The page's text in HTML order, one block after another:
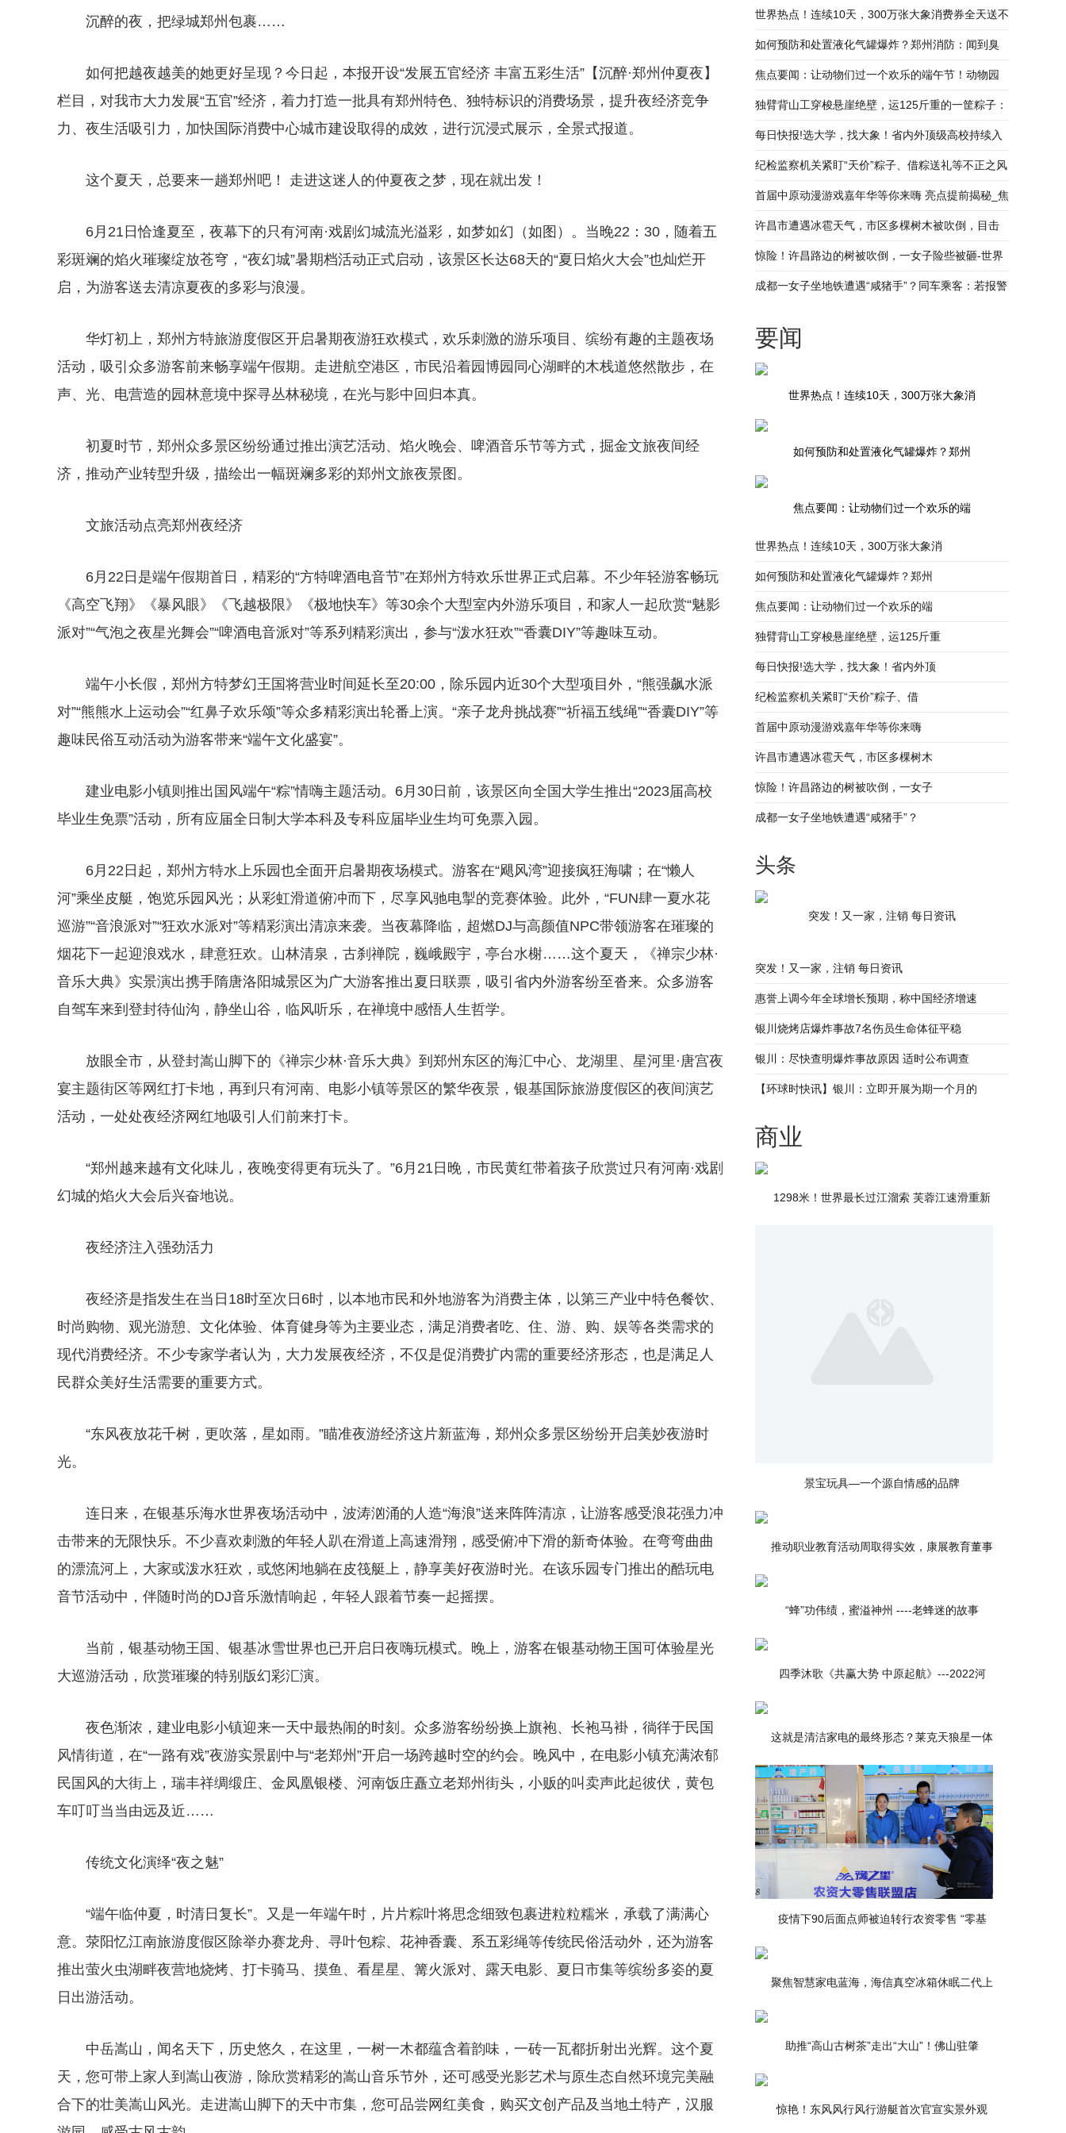
沉醉的夜，把绿城郑州包裹……
如何把越夜越美的她更好呈现？今日起，本报开设“发展五官经济 丰富五彩生活”【沉醉·郑州仲夏夜】
栏目，对我市大力发展“五官”经济，着力打造一批具有郑州特色、独特标识的消费场景，提升夜经济竞争
力、夜生活吸引力，加快国际消费中心城市建设取得的成效，进行沉浸式展示，全景式报道。
这个夏天，总要来一趟郑州吧！ 走进这迷人的仲夏夜之梦，现在就出发！
6月21日恰逢夏至，夜幕下的只有河南·戏剧幻城流光溢彩，如梦如幻（如图）。当晚22：30，随着五
彩斑斓的焰火璀璨绽放苍穹，“夜幻城”暑期档活动正式启动，该景区长达68天的“夏日焰火大会”也灿烂开
启，为游客送去清凉夏夜的多彩与浪漫。
华灯初上，郑州方特旅游度假区开启暑期夜游狂欢模式，欢乐刺激的游乐项目、缤纷有趣的主题夜场
活动，吸引众多游客前来畅享端午假期。走进航空港区，市民沿着园博园同心湖畔的木栈道悠然散步，在
声、光、电营造的园林意境中探寻丛林秘境，在光与影中回归本真。
初夏时节，郑州众多景区纷纷通过推出演艺活动、焰火晚会、啤酒音乐节等方式，掘金文旅夜间经
济，推动产业转型升级，描绘出一幅斑斓多彩的郑州文旅夜景图。
文旅活动点亮郑州夜经济
6月22日是端午假期首日，精彩的“方特啤酒电音节”在郑州方特欢乐世界正式启幕。不少年轻游客畅玩
《高空飞翔》《暴风眼》《飞越极限》《极地快车》等30余个大型室内外游乐项目，和家人一起欣赏“魅影
派对”“气泡之夜星光舞会”“啤酒电音派对”等系列精彩演出，参与“泼水狂欢”“香囊DIY”等趣味互动。
端午小长假，郑州方特梦幻王国将营业时间延长至20:00，除乐园内近30个大型项目外，“熊强飙水派
对”“熊熊水上运动会”“红鼻子欢乐颂”等众多精彩演出轮番上演。“亲子龙舟挑战赛”“祈福五线绳”“香囊DIY”等
趣味民俗互动活动为游客带来“端午文化盛宴”。
建业电影小镇则推出国风端午“粽”情嗨主题活动。6月30日前，该景区向全国大学生推出“2023届高校
毕业生免票”活动，所有应届全日制大学本科及专科应届毕业生均可免票入园。
6月22日起，郑州方特水上乐园也全面开启暑期夜场模式。游客在“飓风湾”迎接疯狂海啸；在“懒人
河”乘坐皮艇，饱览乐园风光；从彩虹滑道俯冲而下，尽享风驰电掣的竞赛体验。此外，“FUN肆一夏水花
巡游”“音浪派对”“狂欢水派对”等精彩演出清凉来袭。当夜幕降临，超燃DJ与高颜值NPC带领游客在璀璨的
烟花下一起迎浪戏水，肆意狂欢。山林清泉，古刹禅院，巍峨殿宇，亭台水榭……这个夏天，《禅宗少林·
音乐大典》实景演出携手隋唐洛阳城景区为广大游客推出夏日联票，吸引省内外游客纷至沓来。众多游客
自驾车来到登封待仙沟，静坐山谷，临风听乐，在禅境中感悟人生哲学。
放眼全市，从登封嵩山脚下的《禅宗少林·音乐大典》到郑州东区的海汇中心、龙湖里、星河里·唐宫夜
宴主题街区等网红打卡地，再到只有河南、电影小镇等景区的繁华夜景，银基国际旅游度假区的夜间演艺
活动，一处处夜经济网红地吸引人们前来打卡。
“郑州越来越有文化味儿，夜晚变得更有玩头了。”6月21日晚，市民黄红带着孩子欣赏过只有河南·戏剧
幻城的焰火大会后兴奋地说。
夜经济注入强劲活力
夜经济是指发生在当日18时至次日6时，以本地市民和外地游客为消费主体，以第三产业中特色餐饮、
时尚购物、观光游憩、文化体验、体育健身等为主要业态，满足消费者吃、住、游、购、娱等各类需求的
现代消费经济。不少专家学者认为，大力发展夜经济，不仅是促消费扩内需的重要经济形态，也是满足人
民群众美好生活需要的重要方式。
“东风夜放花千树，更吹落，星如雨。”瞄准夜游经济这片新蓝海，郑州众多景区纷纷开启美妙夜游时
光。
连日来，在银基乐海水世界夜场活动中，波涛汹涌的人造“海浪”送来阵阵清凉，让游客感受浪花强力冲
击带来的无限快乐。不少喜欢刺激的年轻人趴在滑道上高速滑翔，感受俯冲下滑的新奇体验。在弯弯曲曲
的漂流河上，大家或泼水狂欢，或悠闲地躺在皮筏艇上，静享美好夜游时光。在该乐园专门推出的酷玩电
音节活动中，伴随时尚的DJ音乐激情响起，年轻人跟着节奏一起摇摆。
当前，银基动物王国、银基冰雪世界也已开启日夜嗨玩模式。晚上，游客在银基动物王国可体验星光
大巡游活动，欣赏璀璨的特别版幻彩汇演。
夜色渐浓，建业电影小镇迎来一天中最热闹的时刻。众多游客纷纷换上旗袍、长袍马褂，徜徉于民国
风情街道，在“一路有戏”夜游实景剧中与“老郑州”开启一场跨越时空的约会。晚风中，在电影小镇充满浓郁
民国风的大街上，瑞丰祥绸缎庄、金凤凰银楼、河南饭庄矗立老郑州街头，小贩的叫卖声此起彼伏，黄包
车叮叮当当由远及近……
传统文化演绎“夜之魅”
“端午临仲夏，时清日复长”。又是一年端午时，片片粽叶将思念细致包裹进粒粒糯米，承载了满满心
意。荥阳忆江南旅游度假区除举办赛龙舟、寻叶包粽、花神香囊、系五彩绳等传统民俗活动外，还为游客
推出萤火虫湖畔夜营地烧烤、打卡骑马、摸鱼、看星星、篝火派对、露天电影、夏日市集等缤纷多姿的夏
日出游活动。
中岳嵩山，闻名天下，历史悠久，在这里，一树一木都蕴含着韵味，一砖一瓦都折射出光辉。这个夏
天，您可带上家人到嵩山夜游，除欣赏精彩的嵩山音乐节外，还可感受光影艺术与原生态自然环境完美融
合下的壮美嵩山风光。走进嵩山脚下的天中市集，您可品尝网红美食，购买文创产品及当地土特产，汉服
世界热点！连续10天，300万张大象消费券全天送不
停！
如何预防和处置液化气罐爆炸？郑州消防：闻到臭
鸡蛋味要引起足够警觉
焦点要闻：让动物们过一个欢乐的端午节！动物园
为动物量身做特色粽子
独臂背山工穿梭悬崖绝壁，运125斤重的一筐粽子：
想让家人过上好日子 环球即时
每日快报!选大学，找大象！省内外顶级高校持续入
驻大象新闻丨高招面对面
纪检监察机关紧盯“天价”粽子、借粽送礼等不正之风
世界报资讯
首届中原动漫游戏嘉年华等你来嗨 亮点提前揭秘_焦
点观察
许昌市遭遇冰雹天气，市区多棵树木被吹倒，目击
者：冰雹有大枣大小
惊险！许昌路边的树被吹倒，一女子险些被砸-世界
观速讯
成都一女子坐地铁遭遇“咸猪手”？同车乘客：若报警
要闻
世界热点！连续10天，300万张大象消
如何预防和处置液化气罐爆炸？郑州
焦点要闻：让动物们过一个欢乐的端
世界热点！连续10天，300万张大象消
如何预防和处置液化气罐爆炸？郑州
焦点要闻：让动物们过一个欢乐的端
独臂背山工穿梭悬崖绝壁，运125斤重
每日快报!选大学，找大象！省内外顶
纪检监察机关紧盯“天价”粽子、借
首届中原动漫游戏嘉年华等你来嗨
许昌市遭遇冰雹天气，市区多棵树木
惊险！许昌路边的树被吹倒，一女子
成都一女子坐地铁遭遇“咸猪手”？
头条
突发！又一家，注销 每日资讯
突发！又一家，注销 每日资讯
惠誉上调今年全球增长预期，称中国经济增速
银川烧烤店爆炸事故7名伤员生命体征平稳
银川：尽快查明爆炸事故原因 适时公布调查
【环球时快讯】银川：立即开展为期一个月的
商业
1298米！世界最长过江溜索 芙蓉江速滑重新
景宝玩具—一个源自情感的品牌
推动职业教育活动周取得实效，康展教育董事
“蜂”功伟绩，蜜溢神州 ----老蜂迷的故事
四季沐歌《共赢大势 中原起航》---2022河
这就是清洁家电的最终形态？莱克天狼星一体
疫情下90后面点师被迫转行农资零售 “零基
聚焦智慧家电蓝海，海信真空冰箱休眠二代上
助推“高山古树茶”走出“大山”！佛山驻肇
惊艳！东风风行风行游艇首次官宣实景外观